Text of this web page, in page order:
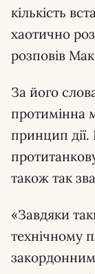
кількість
хаотично
розповів
За його
протимінна
принцип
також так
«Завдяки
технічному